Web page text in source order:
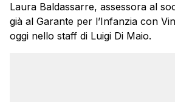
Laura Baldassarre, assessora al
già al Garante per l’Infanzia con
oggi nello staff di Luigi Di Maio.